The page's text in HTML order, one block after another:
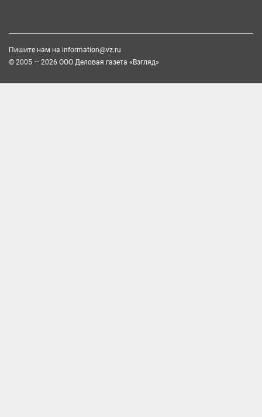
Пишите нам на information@vz.ru
© 2005 — 2026 ООО Деловая газета «Взгляд»